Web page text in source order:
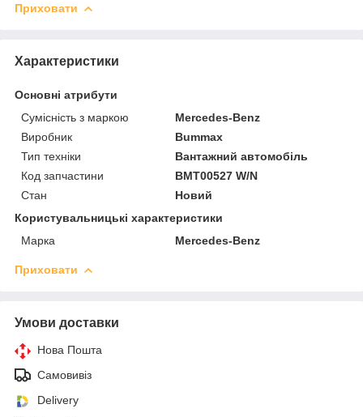
Приховати
Характеристики
Основні атрибути
Сумісність з маркою
Mercedes-Benz
Виробник
Bummax
Тип техніки
Вантажний автомобіль
Код запчастини
BMT00527 W/N
Стан
Новий
Користувальницькі характеристики
Марка
Mercedes-Benz
Приховати
Умови доставки
Нова Пошта
Самовивіз
Delivery